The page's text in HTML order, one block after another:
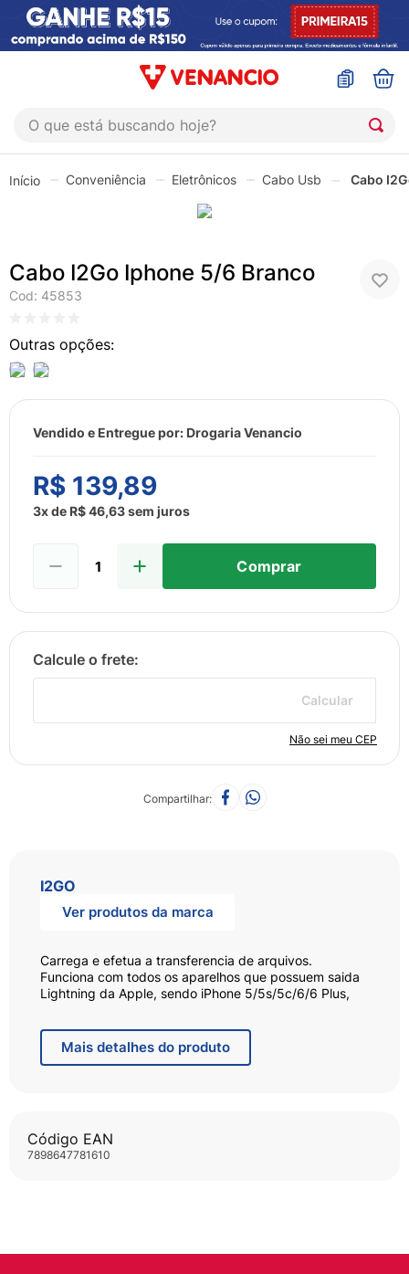
O que está buscando hoje?
Conveniência Eletrônicos Cabo Usb Cabo
Cabo I2Go Iphone 5/6 Branco
Cod: 45853
Vendido e Entregue por: Drogaria Venancio
R$ 139,89
3x de R$46,63sem juros
Comprar
Não sei meu CEP
Calcular
Compartilhar
I2GO
Ver produtos da marca
Carrega e efetua a transferencia de arquivos.
Funciona com todos os aparelhos que possuem saida
Lightning da Apple, sendo iPhone 5/5s/5c/6/6 Plus,
componentes da Apple para assegurar robustes do
cabo.Mais detalhes do produto
Código EAN
7898647781610
1º
sinustrat
4º
shampoo
lenço umedecido
10º desodorante